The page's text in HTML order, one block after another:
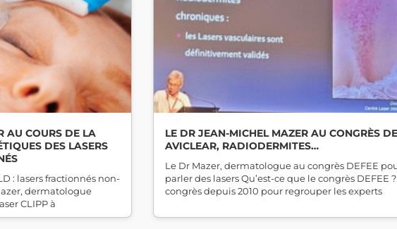
AU COURS DE LA
DES LASERS
: lasers fractionnés non-
dermatologue
CLIPP à
LE DR JEAN-MICHEL MAZER AU CONGRÈS
AVICLEAR, RADIODERMITES…
Le Dr Mazer, dermatologue au congrès DEFEE
parler des lasers Qu’est-ce que le congrès DEFEE
congrès depuis 2010 pour regrouper les experts